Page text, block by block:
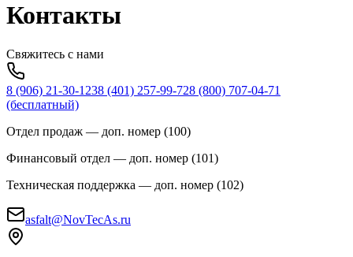
Контакты
Свяжитесь с нами
8 (906) 21-30-1238 (401) 257-99-728 (800) 707-04-71
(бесплатный)
Отдел продаж — доп. номер (100)
Финансовый отдел — доп. номер (101)
Техническая поддержка — доп. номер (102)
asfalt@NovTecAs.ru